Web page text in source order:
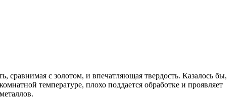
сравнимая с золотом, и впечатляющая твердость. Казалось бы,
температуре, плохо поддается обработке и проявляет